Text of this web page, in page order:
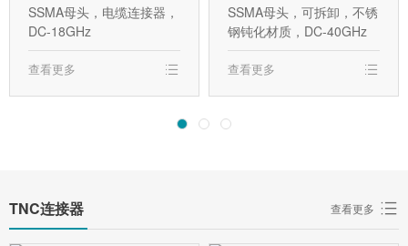
SSMA母头，电缆连接器，
DC-18GHz
查看更多
SSMA母头，可拆卸，不锈
钢钝化材质，DC-40GHz
查看更多
TNC连接器 查看更多